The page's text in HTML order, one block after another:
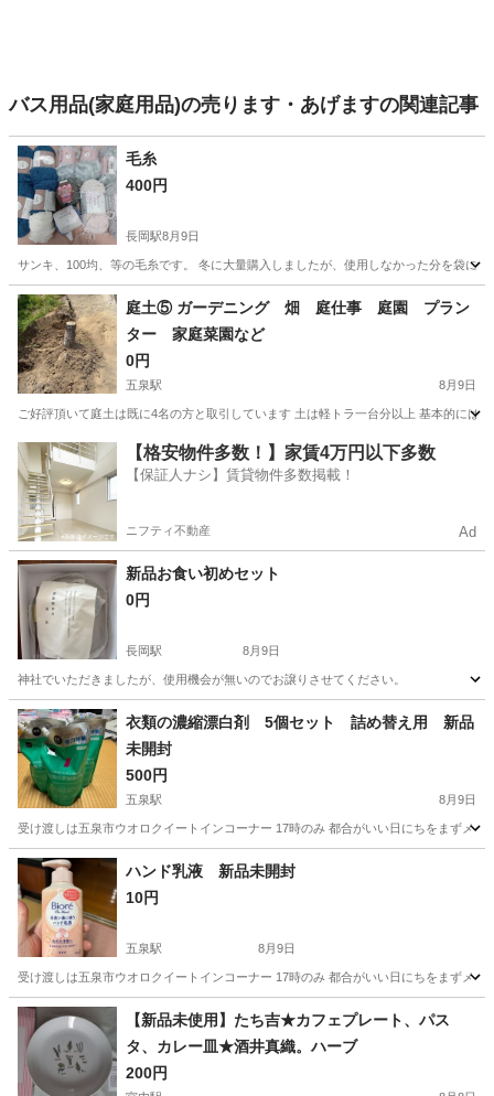
バス用品(家庭用品)の売ります・あげますの関連記事
毛糸
400円
長岡駅8月9日
サンキ、100均、等の毛糸です。 冬に大量購入しましたが、使用しなかった分を袋に
新潟 長岡市 長岡駅 その他
庭土⑤ ガーデニング 畑 庭仕事 庭園 プラン
ター 家庭菜園など
0円
五泉駅 8月9日
ご好評頂いて庭土は既に4名の方と取引しています 土は軽トラ一台分以上 基本的に
新潟 新潟市 五泉駅 その他 譲り
【格安物件多数！】家賃4万円以下多数
【保証人ナシ】賃貸物件多数掲載！
ニフティ不動産 Ad
新品お食い初めセット
0円
長岡駅 8月9日
神社でいただきましたが、使用機会が無いのでお譲りさせてください。
新潟 新潟市 長岡駅 食器 お食い初め
衣類の濃縮漂白剤 5個セット 詰め替え用 新品
未開封
500円
五泉駅 8月9日
受け渡しは五泉市ウオロクイートインコーナー 17時のみ 都合がいい日にちをまずメッ
新潟 新潟市 五泉駅 洗濯用品 衣類
ハンド乳液 新品未開封
10円
五泉駅 8月9日
受け渡しは五泉市ウオロクイートインコーナー 17時のみ 都合がいい日にちをまずメッ
新潟 新潟市 五泉駅 家庭用品 新品
【新品未使用】たち吉★カフェプレート、パス
タ、カレー皿★酒井真織。ハーブ
200円